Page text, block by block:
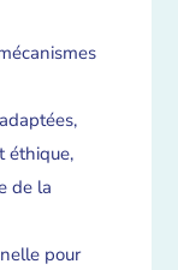
éthique,
de la
pour